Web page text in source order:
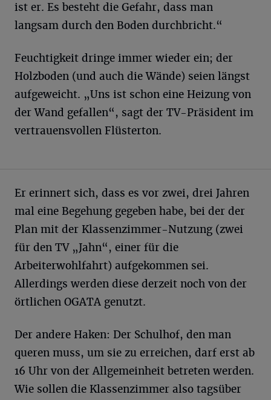
ist er. Es besteht die Gefahr, dass man
langsam durch den Boden durchbricht.“
Feuchtigkeit dringe immer wieder ein; der
Holzboden (und auch die Wände) seien längst
aufgeweicht. „Uns ist schon eine Heizung von
der Wand gefallen“, sagt der TV-Präsident im
vertrauensvollen Flüsterton.
Er erinnert sich, dass es vor zwei, drei Jahren
mal eine Begehung gegeben habe, bei der der
Plan mit der Klassenzimmer-Nutzung (zwei
für den TV „Jahn“, einer für die
Arbeiterwohlfahrt) aufgekommen sei.
Allerdings werden diese derzeit noch von der
örtlichen OGATA genutzt.
Der andere Haken: Der Schulhof, den man
queren muss, um sie zu erreichen, darf erst ab
16 Uhr von der Allgemeinheit betreten werden.
Wie sollen die Klassenzimmer also tagsüber